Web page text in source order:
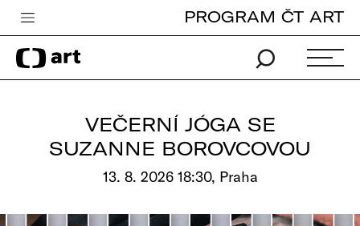
Česká televize
Zpravodajství
iVysílání
PROGRAM ČT ART
VEČERNÍ JÓGA SE
SUZANNE BOROVCOVOU
13. 8. 2026 18:30, Praha